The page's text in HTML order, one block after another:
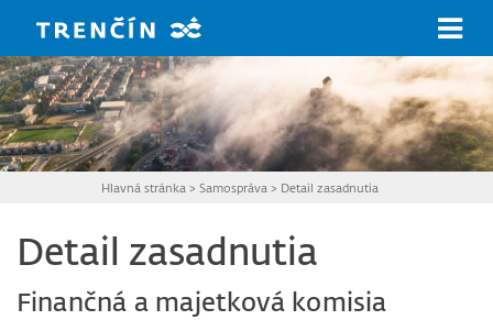
Hlavná stránka >Samospráva > Detail zasadnutia
Detail zasadnutia
Finančná a majetková komisia